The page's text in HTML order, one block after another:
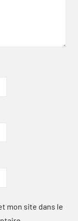
mon site dans le